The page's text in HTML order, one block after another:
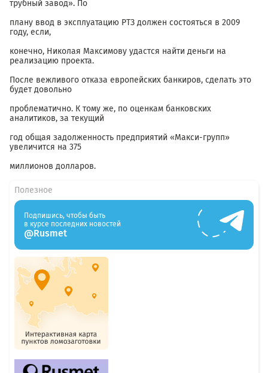
трубный завод». По
плану ввод в эксплуатацию РТЗ должен состояться в 2009
году, если,
конечно, Николая Максимову удастся найти деньги на
реализацию проекта.
После вежливого отказа европейских банкиров, сделать это
будет довольно
проблематично. К тому же, по оценкам банковских
аналитиков, за текущий
год общая задолженность предприятий «Макси-групп»
увеличится на 375
миллионов долларов.
Полезное
Подпишись, чтобы быть
в курсе последних новостей
@Rusmet